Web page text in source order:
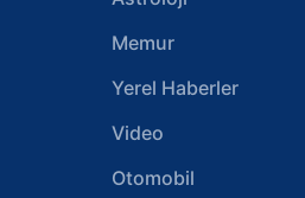
Memur
Yerel Haberler
Video
Otomobil